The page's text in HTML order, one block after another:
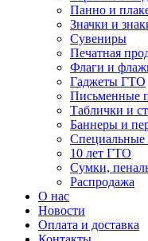
Панно и
Значки и
Сувениры
Печатная
Флаги и
Гаджеты ГТО
Письменные
Таблички и
Баннеры и
Специальные
10 лет ГТО
Сумки,
Распродажа
О нас
Новости
Оплата и доставка